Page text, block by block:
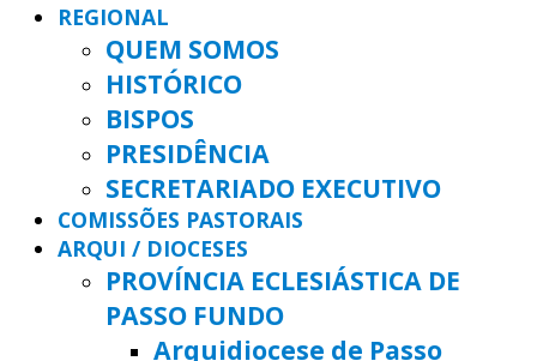
REGIONAL
QUEM SOMOS
HISTÓRICO
BISPOS
PRESIDÊNCIA
SECRETARIADO EXECUTIVO
COMISSÕES PASTORAIS
ARQUI / DIOCESES
PROVÍNCIA ECLESIÁSTICA DE
PASSO FUNDO
Arquidiocese de Passo